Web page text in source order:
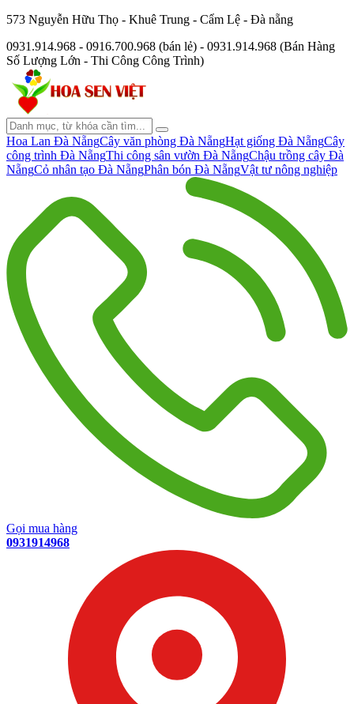
573 Nguyễn Hữu Thọ - Khuê Trung - Cẩm Lệ - Đà nẵng
0931.914.968 - 0916.700.968 (bán lẻ) - 0931.914.968 (Bán Hàng
Số Lượng Lớn - Thi Công Công Trình)
Hoa Lan Đà NẵngCây văn phòng Đà NẵngHạt giống Đà NẵngCây
công trình Đà NẵngThi công sân vườn Đà NẵngChậu trồng cây Đà
NẵngCỏ nhân tạo Đà NẵngPhân bón Đà NẵngVật tư nông nghiệp
Gọi mua hàng
0931914968